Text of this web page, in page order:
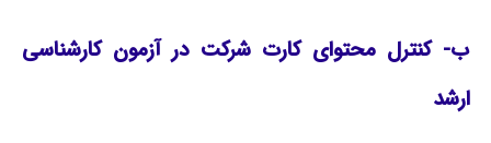
ب- کنترل محتوای کارت شرکت در آزمون کارشناسی
ارشد